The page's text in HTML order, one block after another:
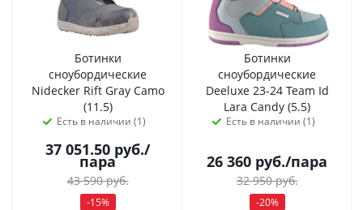
Ботинки
сноубордические
Nidecker Rift Gray Camo
(11.5)
Есть в наличии (1)
37 051.50 руб./
пара
43 590руб.
-15%
Ботинки
сноубордические
Deeluxe 23-24 Team Id
Lara Candy (5.5)
Есть в наличии (1)
26 360 руб./пара
32 950руб.
-20%